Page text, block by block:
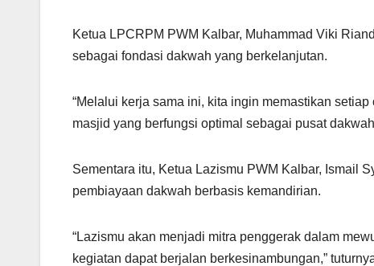
Ketua LPCRPM PWM Kalbar, Muhammad Viki
sebagai fondasi dakwah yang berkelanjutan.
“Melalui kerja sama ini, kita ingin memastikan
masjid yang berfungsi optimal sebagai pusat
Sementara itu, Ketua Lazismu PWM Kalbar, Ismail
pembiayaan dakwah berbasis kemandirian.
“Lazismu akan menjadi mitra penggerak dalam
kegiatan dapat berjalan berkesinambungan,”